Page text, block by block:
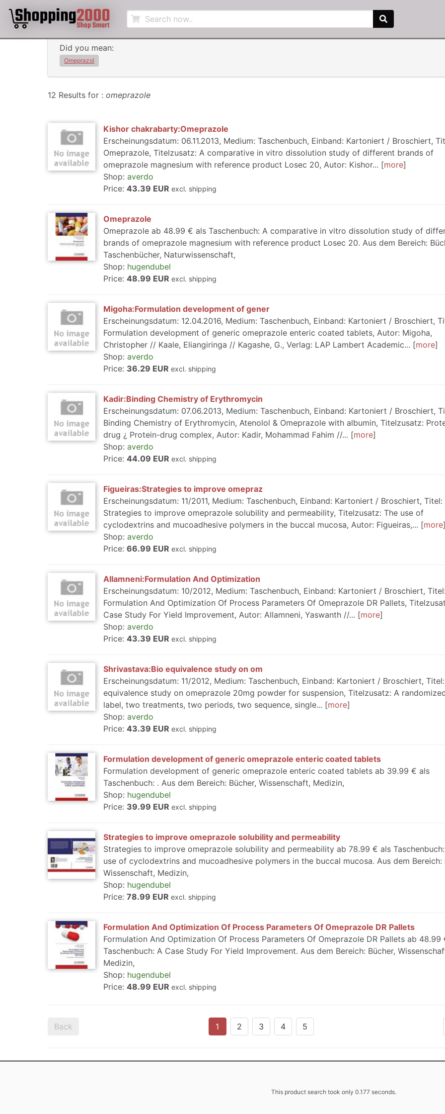
Did you mean:
Omeprazol
12 Results for : omeprazole
Kishor chakrabarty:Omeprazole
Erscheinungsdatum: 06.11.2013, Medium: Taschenbuch, Einband: Kartoniert / Broschiert,
Omeprazole, Titelzusatz: A comparative in vitro dissolution study of different brands of
omeprazole magnesium with reference product Losec 20, Autor: Kishor...
more
Shop: averdo
Price: 43.39 EUR excl. shipping
Omeprazole
Omeprazole ab 48.99 € als Taschenbuch: A comparative in vitro dissolution study of
brands of omeprazole magnesium with reference product Losec 20. Aus dem Bereich:
Taschenbücher, Naturwissenschaft,
Shop: hugendubel
Price: 48.99 EUR excl. shipping
Migoha:Formulation development of gener
Erscheinungsdatum: 12.04.2016, Medium: Taschenbuch, Einband: Kartoniert / Broschiert,
Formulation development of generic omeprazole enteric coated tablets, Autor: Migoha,
Christopher // Kaale, Eliangiringa // Kagashe, G., Verlag: LAP Lambert Academic...
more
Shop: averdo
Price: 36.29 EUR excl. shipping
Kadir:Binding Chemistry of Erythromycin
Erscheinungsdatum: 07.06.2013, Medium: Taschenbuch, Einband: Kartoniert / Broschiert,
Binding Chemistry of Erythromycin, Atenolol & Omeprazole with albumin, Titelzusatz:
drug ¿ Protein-drug complex, Autor: Kadir, Mohammad Fahim //...
more
Shop: averdo
Price: 44.09 EUR excl. shipping
Figueiras:Strategies to improve omepraz
Erscheinungsdatum: 11/2011, Medium: Taschenbuch, Einband: Kartoniert / Broschiert, Titel:
Strategies to improve omeprazole solubility and permeability, Titelzusatz: The use of
cyclodextrins and mucoadhesive polymers in the buccal mucosa, Autor: Figueiras,...
more
Shop: averdo
Price: 66.99 EUR excl. shipping
Allamneni:Formulation And Optimization
Erscheinungsdatum: 10/2012, Medium: Taschenbuch, Einband: Kartoniert / Broschiert, Titel:
Formulation And Optimization Of Process Parameters Of Omeprazole DR Pallets,
Case Study For Yield Improvement, Autor: Allamneni, Yaswanth //...
more
Shop: averdo
Price: 43.39 EUR excl. shipping
Shrivastava:Bio equivalence study on om
Erscheinungsdatum: 11/2012, Medium: Taschenbuch, Einband: Kartoniert / Broschiert,
equivalence study on omeprazole 20mg powder for suspension, Titelzusatz: A
label, two treatments, two periods, two sequence, single...
more
Shop: averdo
Price: 43.39 EUR excl. shipping
Formulation development of generic omeprazole enteric coated tablets
Formulation development of generic omeprazole enteric coated tablets ab 39.99 € als
Taschenbuch: . Aus dem Bereich: Bücher, Wissenschaft, Medizin,
Shop: hugendubel
Price: 39.99 EUR excl. shipping
Strategies to improve omeprazole solubility and permeability
Strategies to improve omeprazole solubility and permeability ab 78.99 € als
use of cyclodextrins and mucoadhesive polymers in the buccal mucosa. Aus dem Bereich:
Wissenschaft, Medizin,
Shop: hugendubel
Price: 78.99 EUR excl. shipping
Formulation And Optimization Of Process Parameters Of Omeprazole DR Pallets
Formulation And Optimization Of Process Parameters Of Omeprazole DR Pallets ab 48.99
Taschenbuch: A Case Study For Yield Improvement. Aus dem Bereich: Bücher,
Medizin,
Shop: hugendubel
Price: 48.99 EUR excl. shipping
Back 1 2 3 4 5
This product search took only 0.177 seconds.